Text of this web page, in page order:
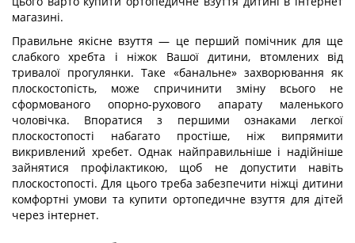
магазині.
Правильне якісне взуття — це перший помічник для ще
слабкого хребта і ніжок Вашої дитини, втомлених від
тривалої прогулянки. Таке «банальне» захворювання як
плоскостопість, може спричинити зміну всього не
сформованого опорно-рухового апарату маленького
чоловічка. Впоратися з першими ознаками легкої
плоскостопості набагато простіше, ніж випрямити
викривлений хребет. Однак найправильніше і надійніше
зайнятися профілактикою, щоб не допустити навіть
плоскостопості. Для цього треба забезпечити ніжці дитини
комфортні умови та купити ортопедичне взуття для дітей
через інтернет.